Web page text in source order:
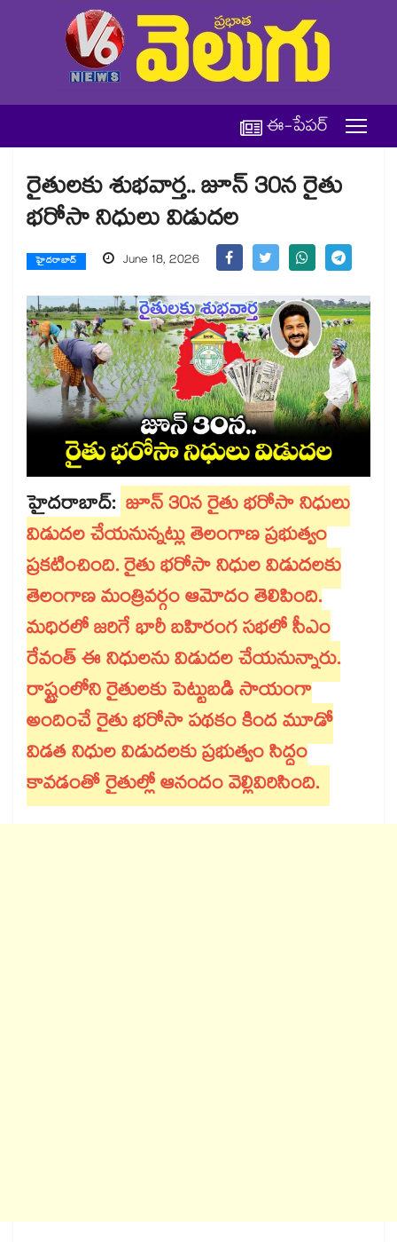
ఈ-పేపర్
రైతులకు శుభవార్త.. జూన్ 30న రైతు
భరోసా నిధులు విడుదల
హైదరాబాద్ June 18, 2026
హైదరాబాద్: జూన్ 30న రైతు భరోసా నిధులు
విడుదల చేయనున్నట్లు తెలంగాణ ప్రభుత్వం
ప్రకటించింది. రైతు భరోసా నిధుల విడుదలకు
తెలంగాణ మంత్రివర్గం ఆమోదం తెలిపింది.
మధిరలో జరిగే భారీ బహిరంగ సభలో సీఎం
రేవంత్ ఈ నిధులను విడుదల చేయనున్నారు.
రాష్ట్రంలోని రైతులకు పెట్టుబడి సాయంగా
అందించే రైతు భరోసా పథకం కింద మూడో
విడత నిధుల విడుదలకు ప్రభుత్వం సిద్ధం
కావడంతో రైతుల్లో ఆనందం వెల్లివిరిసింది.